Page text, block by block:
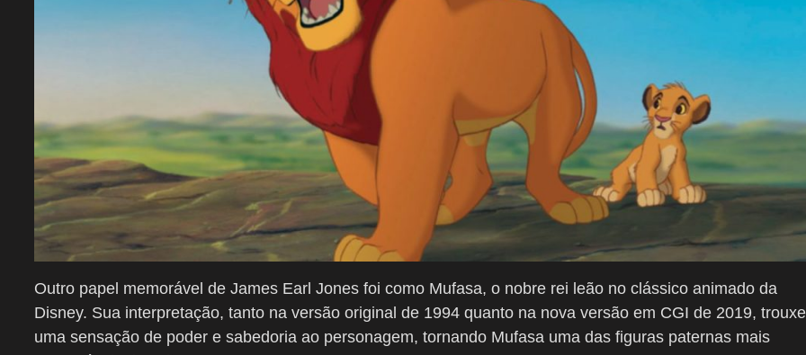
Outro papel memorável de James Earl Jones foi como Mufasa, o nobre rei leão no clássico animado da
Disney. Sua interpretação, tanto na versão original de 1994 quanto na nova versão em CGI de 2019, trouxe
uma sensação de poder e sabedoria ao personagem, tornando Mufasa uma das figuras paternas mais